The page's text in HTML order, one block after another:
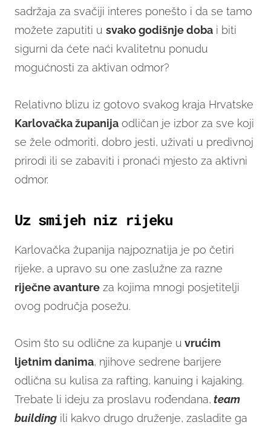
sadržaja za svačiji interes ponešto i da se tamo
možete zaputiti u svako godišnje doba i biti
sigurni da ćete naći kvalitetnu ponudu
mogućnosti za aktivan odmor?
Relativno blizu iz gotovo svakog kraja Hrvatske
Karlovačka županija odličan je izbor za sve koji
se žele odmoriti, dobro jesti, uživati u predivnoj
prirodi ili se zabaviti i pronaći mjesto za aktivni
odmor.
Uz smijeh niz rijeku
Karlovačka županija najpoznatija je po četiri
rijeke, a upravo su one zaslužne za razne
riječne avanture za kojima mnogi posjetitelji
ovog područja posežu.
Osim što su odlične za kupanje u vrućim
ljetnim danima, njihove sedrene barijere
odlična su kulisa za rafting, kanuing i kajaking.
Trebate li ideju za proslavu rođendana, team
building ili kakvo drugo druženje, zasladite ga